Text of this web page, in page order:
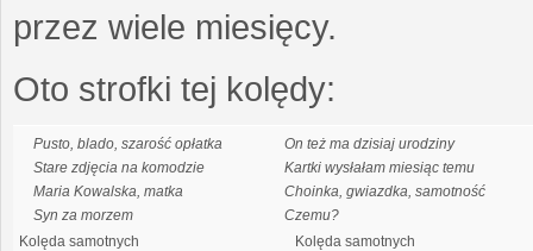
przez wiele miesięcy.
Oto strofki tej kolędy:
Pusto, blado, szarość opłatka
Stare zdjęcia na komodzie
Maria Kowalska, matka
Syn za morzem
Kolęda samotnych
On też ma dzisiaj urodziny
Kartki wysłałam miesiąc temu
Choinka, gwiazdka, samotność
Czemu?
Kolęda samotnych